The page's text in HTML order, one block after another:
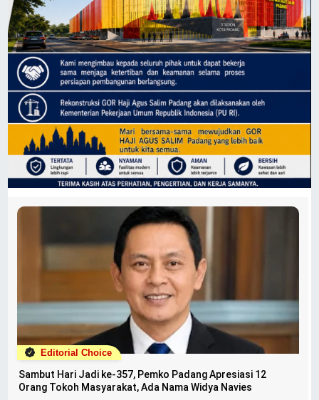
Editorial Choice
Sambut Hari Jadi ke-357, Pemko Padang Apresiasi 12
Orang Tokoh Masyarakat, Ada Nama Widya Navies